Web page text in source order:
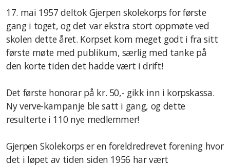
17. mai 1957 deltok Gjerpen skolekorps for første
gang i toget, og det var ekstra stort oppmøte ved
skolen dette året. Korpset kom meget godt i fra sitt
første møte med publikum, særlig med tanke på
den korte tiden det hadde vært i drift!
Det første honorar på kr. 50,- gikk inn i korpskassa.
Ny verve-kampanje ble satt i gang, og dette
resulterte i 110 nye medlemmer!
Gjerpen Skolekorps er en foreldredrevet forening hvor
det i løpet av tiden siden 1956 har vært